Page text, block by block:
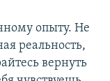
опыту. Не
реальность,
вернуть